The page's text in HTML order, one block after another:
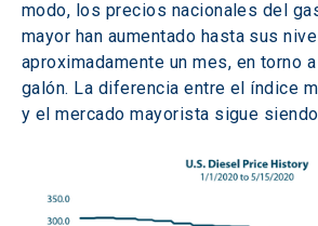
modo, los precios nacionales del
mayor han aumentado hasta sus
aproximadamente un mes, en torno
galón. La diferencia entre el índice
y el mercado mayorista sigue